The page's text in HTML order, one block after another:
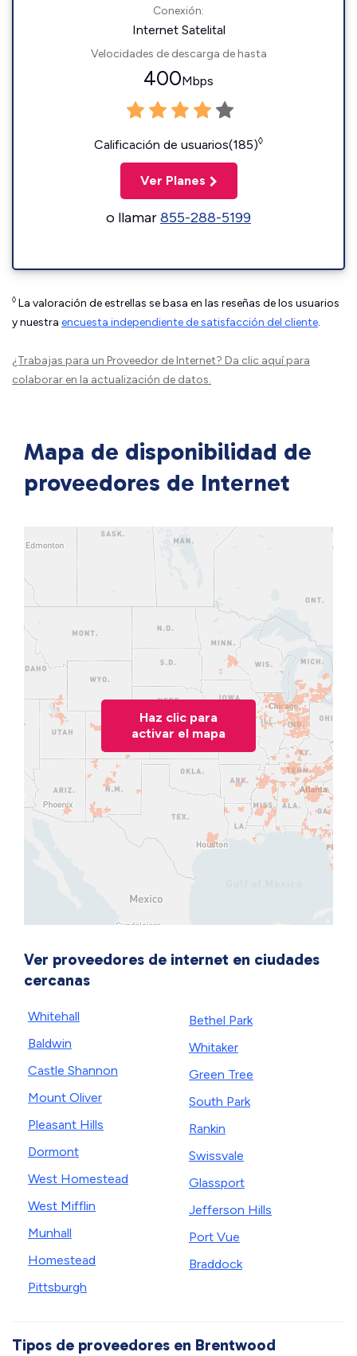
Conexión:
Internet Satelital
Velocidades de descarga de hasta
400Mbps
Calificación de usuarios(185)◊
Ver Planes
o llamar855-288-5199
◊ La valoración de estrellas se basa en las reseñas de los usuarios
y nuestra encuesta independiente de satisfacción del cliente.
¿Trabajas para un Proveedor de Internet? Da clic aquípara
colaborar en la actualización de datos.
Mapa de disponibilidad de
proveedores de Internet
Haz clic para
activar el mapa
Ver proveedores de internet en ciudades
cercanas
Whitehall
Baldwin
Castle Shannon
Mount Oliver
Pleasant Hills
Dormont
West Homestead
West Mifflin
Munhall
Homestead
Pittsburgh
Bethel Park
Whitaker
Green Tree
South Park
Rankin
Swissvale
Glassport
Jefferson Hills
Port Vue
Braddock
Tipos de proveedores en Brentwood